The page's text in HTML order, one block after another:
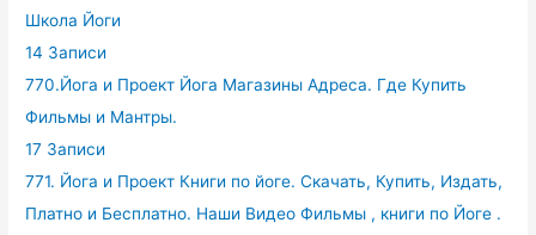
Школа Йоги
14 Записи
770.Йога и Проект Йога Магазины Адреса. Где Купить
Фильмы и Мантры.
17 Записи
771. Йога и Проект Книги по йоге. Скачать, Купить, Издать,
Платно и Бесплатно. Наши Видео Фильмы , книги по Йоге .